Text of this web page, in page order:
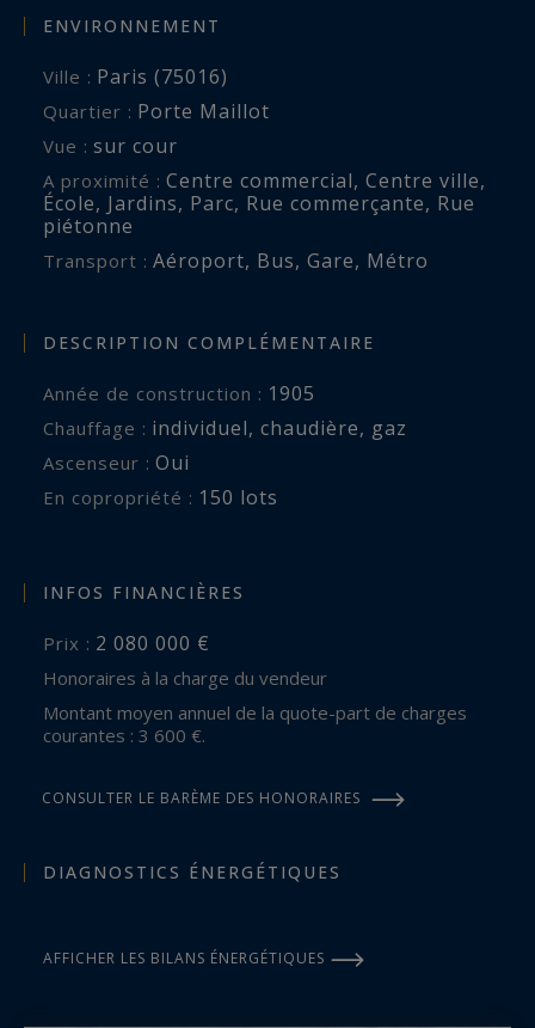
ENVIRONNEMENT
Ville : Paris (75016)
Quartier : Porte Maillot
Vue : sur cour
A proximité : Centre commercial, Centre ville,
École, Jardins, Parc, Rue commerçante, Rue
piétonne
Transport : Aéroport, Bus, Gare, Métro
DESCRIPTION COMPLÉMENTAIRE
Année de construction : 1905
Chauffage : individuel, chaudière, gaz
Ascenseur : Oui
En copropriété : 150 lots
INFOS FINANCIÈRES
Prix : 2 080 000 €
Honoraires à la charge du vendeur
Montant moyen annuel de la quote-part de charges
courantes : 3 600 €.
CONSULTER LE BARÈME DES HONORAIRES
DIAGNOSTICS ÉNERGÉTIQUES
AFFICHER LES BILANS ÉNERGÉTIQUES